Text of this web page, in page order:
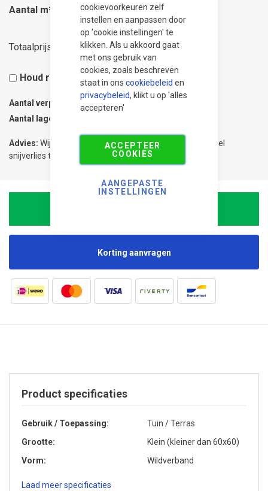
cookievoorkeuren zelf
instellen en aanpassen door
op 'cookie instellingen' te
klikken. Als u akkoord gaat
met ons gebruik van
cookies, zoals beschreven
staat in ons cookiebeleid en
privacybeleid, klikt u op 'alles
accepteren'
ACCEPTEER
COOKIES
AANGEPASTE
INSTELLINGEN
Aantal m²
Totaalprijs 53,95
Houd rekening met 5% snijverlies
Aantal verpakkingen
0.1
Aantal lagen
Advies: Wij adviseren 5% meer te bestellen om eventueel
snijverlies te compenseren.
Korting aanvragen
Product specificaties
Gebruik / Toepassing
Tuin / Terras
Grootte
Klein (kleiner dan 60x60)
Vorm
Wildverband
Laad meer specificaties